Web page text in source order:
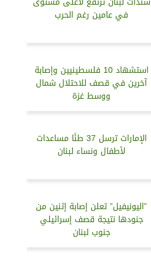
في عامين رغم الحرب
استشهاد 10 فلسطينيين وإصابة
آخرين في قصف للاحتلال شمال
ووسط غزة
الإمارات ترسل 37 طنًا مساعدات
لأطفال ونساء لبنان
”اليونيفيل” تعلن إصابة إثنين من
جنودها نتيجة قصف إسرائيلي
جنوب لبنان